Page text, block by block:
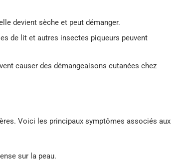
devient sèche et peut démanger.
de lit et autres insectes piqueurs peuvent
causer des démangeaisons cutanées chez
Voici les principaux symptômes associés aux
sur la peau.